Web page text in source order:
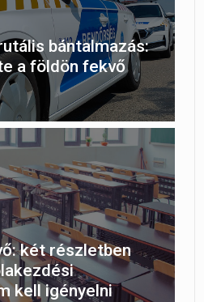
bántalmazás:
a földön fekvő
két részletben
kell igényelni